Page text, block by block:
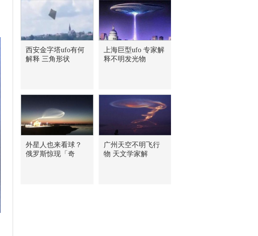
西安金字塔ufo有何
解释 三角形状
上海巨型ufo 专家解
释不明发光物
外星人也来看球？
俄罗斯惊现「奇
广州天空不明飞行
物 天文学家解